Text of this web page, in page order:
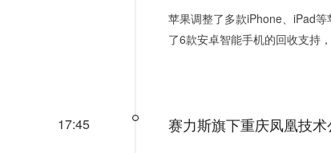
苹果调整了多款iPhone、iPad
了6款安卓智能手机的回收支持
17:45 赛力斯旗下重庆凤凰技